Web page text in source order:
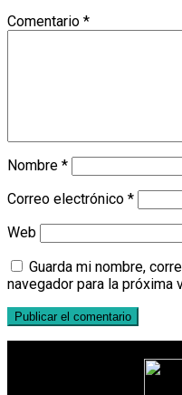
Comentario *
Nombre *
Correo electrónico *
Web
Guarda mi nombre,
navegador para la próxima